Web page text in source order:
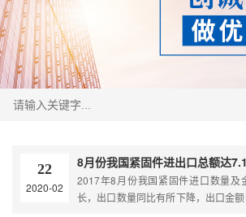
22
2020-02
8月份我国紧固件进出口总额达
2017年8月份我国紧固件进口数量及
长，出口数量同比有所下降，出口金